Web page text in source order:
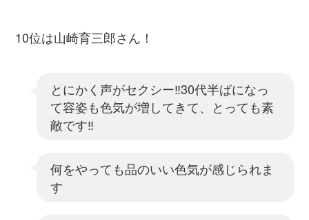
10位は山崎育三郎さん！
とにかく声がセクシー‼︎30代半ばになっ
て容姿も色気が増してきて、とっても素
敵です‼︎
何をやっても品のいい色気が感じられま
す